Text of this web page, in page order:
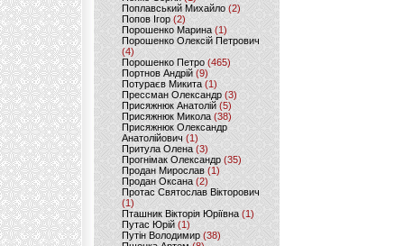
Поплавський Михайло (2)
Попов Ігор(2)
Порошенко Марина (1)
Порошенко Олексій Петрович
(4)
Порошенко Петро (465)
Портнов Андрій (9)
Потураєв Микита(1)
Прессман Олександр(3)
Присяжнюк Анатолій (5)
Присяжнюк Микола (38)
Присяжнюк Олександр
Анатолійович (1)
Притула Олена (3)
Прогнімак Олександр(35)
Продан Мирослав(1)
Продан Оксана (2)
Протас Святослав Вікторович
(1)
Пташник Вікторія Юріївна (1)
Путас Юрій (1)
Путін Володимир(38)